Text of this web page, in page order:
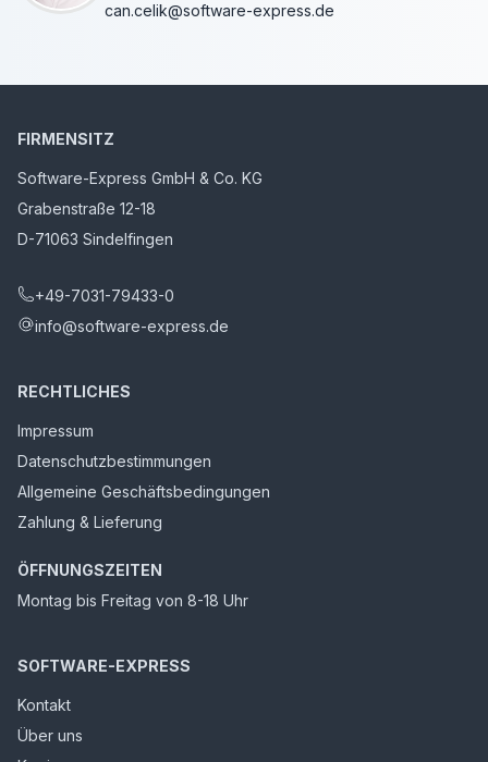
can.celik@software-express.de
FIRMENSITZ
Software-Express GmbH & Co. KG
Grabenstraße 12-18
D-71063 Sindelfingen
+49-7031-79433-0
info@software-express.de
RECHTLICHES
Impressum
Datenschutzbestimmungen
Allgemeine Geschäftsbedingungen
Zahlung & Lieferung
ÖFFNUNGSZEITEN
Montag bis Freitag von 8-18 Uhr
SOFTWARE-EXPRESS
Kontakt
Über uns